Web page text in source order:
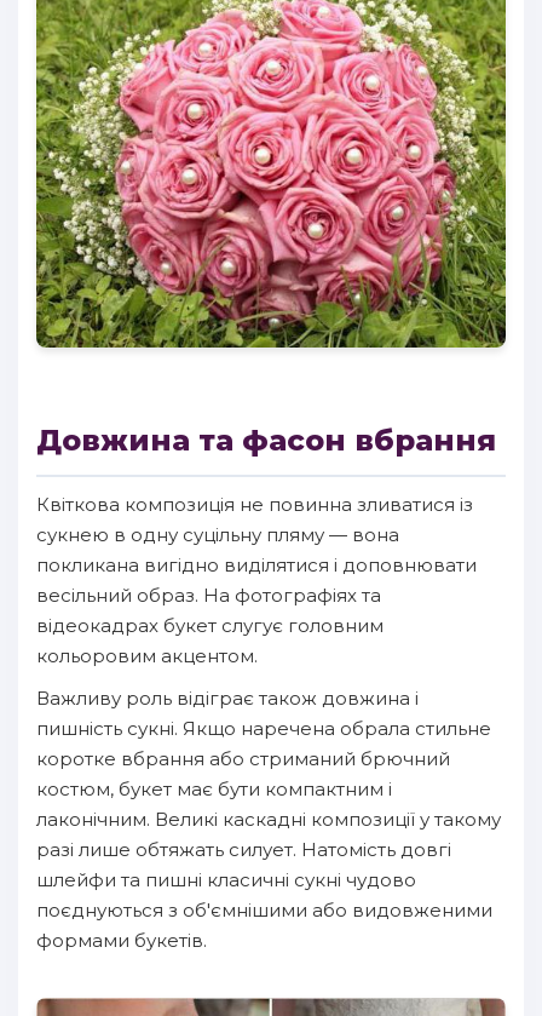
Довжина та фасон вбрання
Квіткова композиція не повинна зливатися із
сукнею в одну суцільну пляму — вона
покликана вигідно виділятися і доповнювати
весільний образ. На фотографіях та
відеокадрах букет слугує головним
кольоровим акцентом.
Важливу роль відіграє також довжина і
пишність сукні. Якщо наречена обрала стильне
коротке вбрання або стриманий брючний
костюм, букет має бути компактним і
лаконічним. Великі каскадні композиції у такому
разі лише обтяжать силует. Натомість довгі
шлейфи та пишні класичні сукні чудово
поєднуються з об'ємнішими або видовженими
формами букетів.